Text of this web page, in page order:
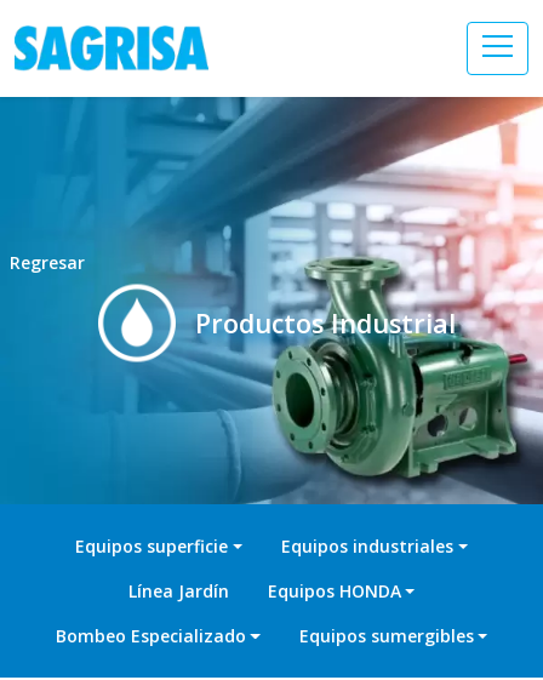
Regresar
Productos Industrial
Equipos superficie
Equipos industriales
Línea Jardín
Equipos HONDA
Bombeo Especializado
Equipos sumergibles